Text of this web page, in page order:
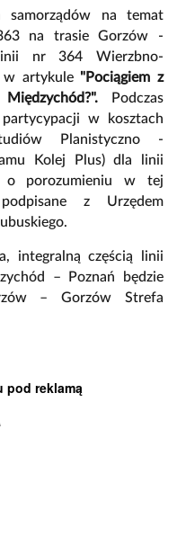
samorządów na temat
na trasie Gorzów -
nr 364 Wierzbno-
w artykule "Pociągiem z
Podczas
w kosztach
Planistyczno -
Kolej Plus) dla linii
o porozumieniu w tej
z Urzędem
integralną częścią linii
– Poznań będzie
– Gorzów Strefa
pod reklamą